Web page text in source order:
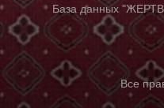
База данных
Все